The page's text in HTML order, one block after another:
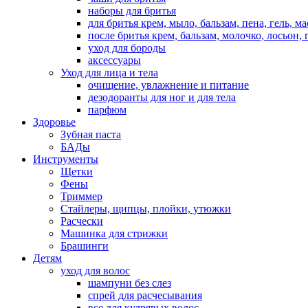
наборы для бритья
для бритья крем, мыло, бальзам, пена, гель,
после бритья крем, бальзам, молочко, лосьон,
уход для бороды
аксессуары
Уход для лица и тела
очищение, увлажнение и питание
дезодоранты для ног и для тела
парфюм
Здоровье
Зубная паста
БАДы
Инструменты
Щетки
Фены
Триммер
Стайлеры, щипцы, плойки, утюжки
Расчески
Машинка для стрижки
Брашинги
Детям
уход для волос
шампуни без слез
спрей для расчесывания